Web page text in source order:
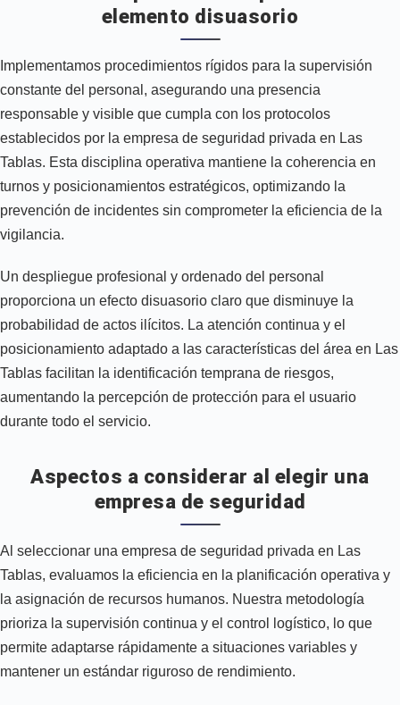
elemento disuasorio
Implementamos procedimientos rígidos para la supervisión
constante del personal, asegurando una presencia
responsable y visible que cumpla con los protocolos
establecidos por la empresa de seguridad privada en Las
Tablas. Esta disciplina operativa mantiene la coherencia en
turnos y posicionamientos estratégicos, optimizando la
prevención de incidentes sin comprometer la eficiencia de la
vigilancia.
Un despliegue profesional y ordenado del personal
proporciona un efecto disuasorio claro que disminuye la
probabilidad de actos ilícitos. La atención continua y el
posicionamiento adaptado a las características del área en Las
Tablas facilitan la identificación temprana de riesgos,
aumentando la percepción de protección para el usuario
durante todo el servicio.
Aspectos a considerar al elegir una
empresa de seguridad
Al seleccionar una empresa de seguridad privada en Las
Tablas, evaluamos la eficiencia en la planificación operativa y
la asignación de recursos humanos. Nuestra metodología
prioriza la supervisión continua y el control logístico, lo que
permite adaptarse rápidamente a situaciones variables y
mantener un estándar riguroso de rendimiento.